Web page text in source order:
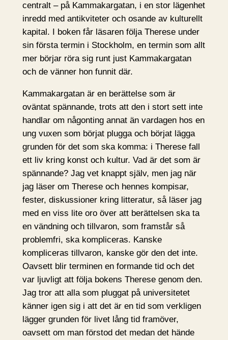
centralt – på Kammakargatan, i en stor lägenhet
inredd med antikviteter och osande av kulturellt
kapital. I boken får läsaren följa Therese under
sin första termin i Stockholm, en termin som allt
mer börjar röra sig runt just Kammakargatan
och de vänner hon funnit där.
Kammakargatan är en berättelse som är
oväntat spännande, trots att den i stort sett inte
handlar om någonting annat än vardagen hos en
ung vuxen som börjat plugga och börjat lägga
grunden för det som ska komma: i Therese fall
ett liv kring konst och kultur. Vad är det som är
spännande? Jag vet knappt själv, men jag när
jag läser om Therese och hennes kompisar,
fester, diskussioner kring litteratur, så läser jag
med en viss lite oro över att berättelsen ska ta
en vändning och tillvaron, som framstår så
problemfri, ska kompliceras. Kanske
kompliceras tillvaron, kanske gör den det inte.
Oavsett blir terminen en formande tid och det
var ljuvligt att följa bokens Therese genom den.
Jag tror att alla som pluggat på universitetet
känner igen sig i att det är en tid som verkligen
lägger grunden för livet lång tid framöver,
oavsett om man förstod det medan det hände